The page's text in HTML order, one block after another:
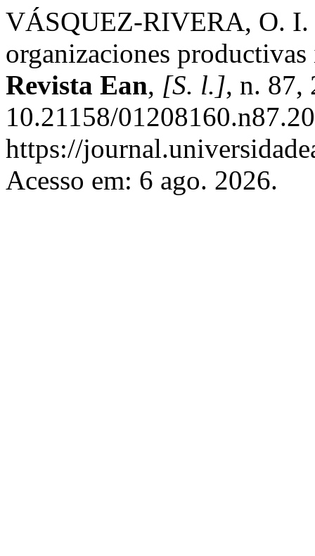
VÁSQUEZ-RIVERA, O. I.
organizaciones
Revista Ean, [S. l.], n. 87,
10.21158/
https://
Acesso em: 6 ago. 2026.